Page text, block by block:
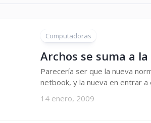
Computadoras
Archos se suma a
Parecería ser que la nueva
netbook, y la nueva en entrar a
14 enero, 2009